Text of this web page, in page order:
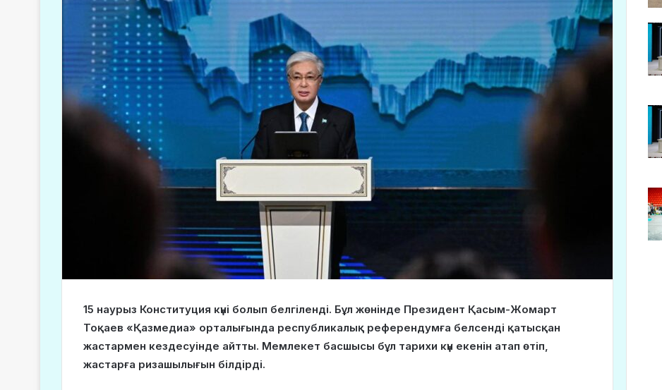
15 наурыз Конституция күні болып белгіленді. Бұл жөнінде Президент Қасым-Жомарт
Тоқаев «Қазмедиа» орталығында республикалық референдумға белсенді қатысқан
жастармен кездесуінде айтты. Мемлекет басшысы бұл тарихи күн екенін атап өтіп,
жастарға ризашылығын білдірді.